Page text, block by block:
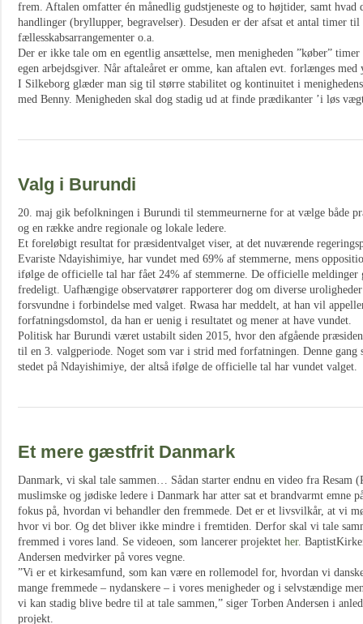
frem. Aftalen omfatter én månedlig gudstjeneste og to højtider, samt
handlinger (bryllupper, begravelser). Desuden er der afsat et antal timer til
fællesskabsarrangementer o.a.
Der er ikke tale om en egentlig ansættelse, men menigheden ”køber”
egen arbejdsgiver. Når aftaleåret er omme, kan aftalen evt. forlænges med
I Silkeborg glæder man sig til større stabilitet og kontinuitet i
med Benny. Menigheden skal dog stadig ud at finde prædikanter ’i løs
Valg i Burundi
20. maj gik befolkningen i Burundi til stemmeurnerne for at vælge både
og en række andre regionale og lokale ledere.
Et foreløbigt resultat for præsidentvalget viser, at det nuværende
Evariste Ndayishimiye, har vundet med 69% af stemmerne, mens
ifølge de officielle tal har fået 24% af stemmerne. De officielle meldinger
fredeligt. Uafhængige observatører rapporterer dog om diverse
forsvundne i forbindelse med valget. Rwasa har meddelt, at han vil
forfatningsdomstol, da han er uenig i resultatet og mener at have vundet.
Politisk har Burundi været ustabilt siden 2015, hvor den afgående
til en 3. valgperiode. Noget som var i strid med forfatningen. Denne gang
stedet på Ndayishimiye, der altså ifølge de officielle tal har vundet valget.
Et mere gæstfrit Danmark
Danmark, vi skal tale sammen… Sådan starter endnu en video fra Resam
muslimske og jødiske ledere i Danmark har atter sat et brandvarmt emne
fokus på, hvordan vi behandler den fremmede. Det er et livsvilkår, at vi
hvor vi bor. Og det bliver ikke mindre i fremtiden. Derfor skal vi tale
fremmed i vores land. Se videoen, som lancerer projektet her.
Andersen medvirker på vores vegne.
”Vi er et kirkesamfund, som kan være en rollemodel for, hvordan vi
mange fremmede – nydanskere – i vores menigheder og i selvstændige
vi kan stadig blive bedre til at tale sammen,” siger Torben Andersen i
projekt.